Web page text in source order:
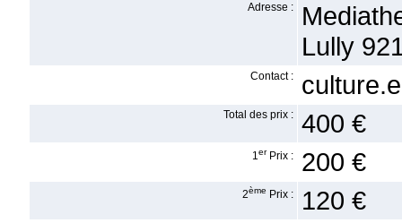
Adresse :
Lully
Contact :
Total des prix : 400 €
1er Prix : 200 €
2ème Prix : 120 €